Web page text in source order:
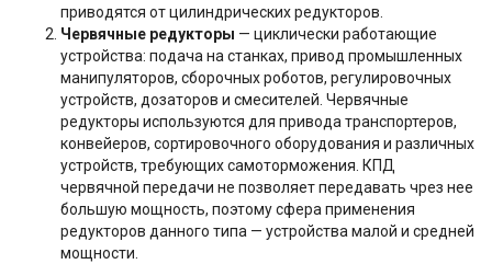
приводятся от цилиндрических редукторов.
Червячные редукторы — циклически работающие
устройства: подача на станках, привод промышленных
манипуляторов, сборочных роботов, регулировочных
устройств, дозаторов и смесителей. Червячные
редукторы используются для привода транспортеров,
конвейеров, сортировочного оборудования и различных
устройств, требующих самоторможения. КПД
червячной передачи не позволяет передавать чрез нее
большую мощность, поэтому сфера применения
редукторов данного типа — устройства малой и средней
мощности.